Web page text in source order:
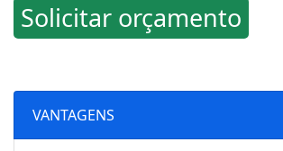
Solicitar orçamento
VANTAGENS